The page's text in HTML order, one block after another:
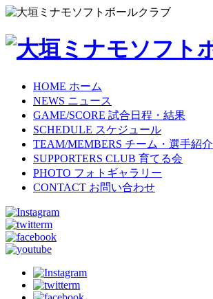
HOME ホーム
NEWS ニュース
GAME/SCORE 試合日程・結果
SCHEDULE スケジュール
TEAM/MEMBERS チーム・選手紹介
SUPPORTERS CLUB 育てる会
PHOTO フォトギャラリー
CONTACT お問い合わせ